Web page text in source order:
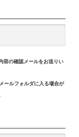
容の確認メールをお送りい
ールフォルダに入る場合が